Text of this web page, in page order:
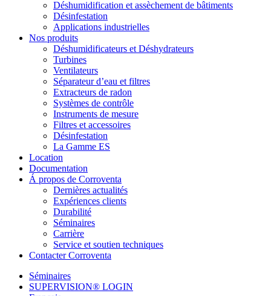
Déshumidification et assèchement de bâtiments
Désinfestation
Applications industrielles
Nos produits
Déshumidificateurs et Déshydrateurs
Turbines
Ventilateurs
Séparateur d’eau et filtres
Extracteurs de radon
Systèmes de contrôle
Instruments de mesure
Filtres et accessoires
Désinfestation
La Gamme ES
Location
Documentation
Á propos de Corroventa
Dernières actualités
Expériences clients
Durabilité
Séminaires
Carrière
Service et soutien techniques
Contacter Corroventa
Séminaires
SUPERVISION® LOGIN